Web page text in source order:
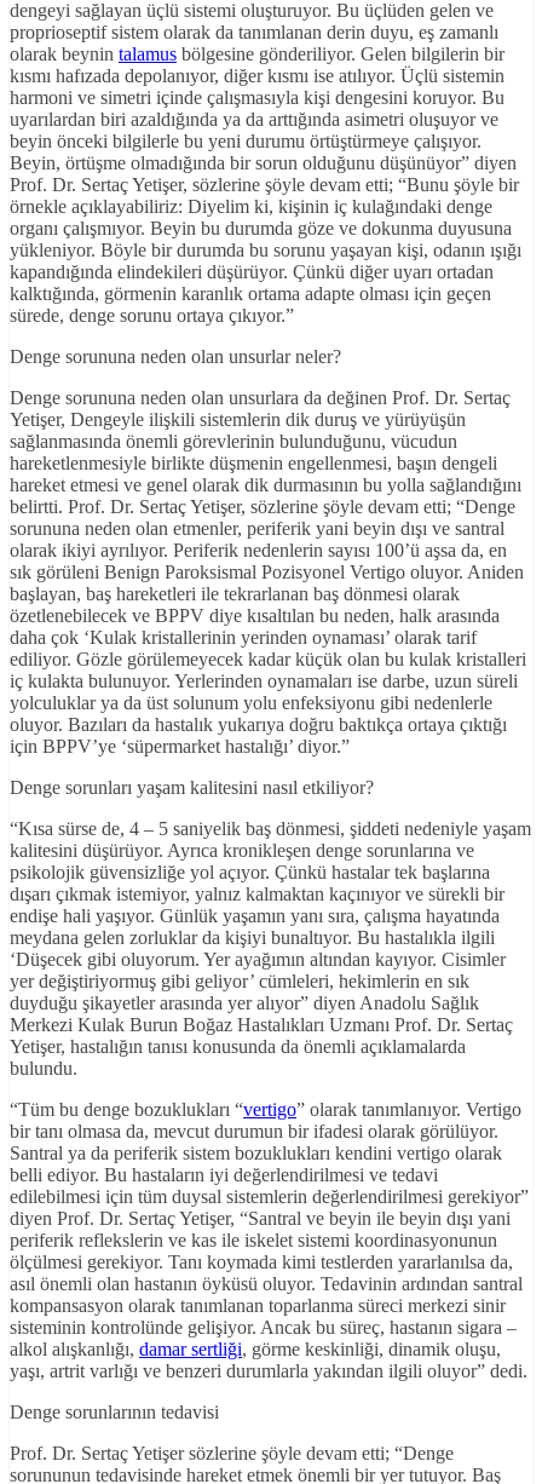
dengeyi sağlayan üçlü sistemi oluşturuyor. Bu üçlüden gelen ve
proprioseptif sistem olarak da tanımlanan derin duyu, eş zamanlı
olarak beynin talamus bölgesine gönderiliyor. Gelen bilgilerin bir
kısmı hafızada depolanıyor, diğer kısmı ise atılıyor. Üçlü sistemin
harmoni ve simetri içinde çalışmasıyla kişi dengesini koruyor. Bu
uyarılardan biri azaldığında ya da arttığında asimetri oluşuyor ve
beyin önceki bilgilerle bu yeni durumu örtüştürmeye çalışıyor.
Beyin, örtüşme olmadığında bir sorun olduğunu düşünüyor” diyen
Prof. Dr. Sertaç Yetişer, sözlerine şöyle devam etti; “Bunu şöyle bir
örnekle açıklayabiliriz: Diyelim ki, kişinin iç kulağındaki denge
organı çalışmıyor. Beyin bu durumda göze ve dokunma duyusuna
yükleniyor. Böyle bir durumda bu sorunu yaşayan kişi, odanın ışığı
kapandığında elindekileri düşürüyor. Çünkü diğer uyarı ortadan
kalktığında, görmenin karanlık ortama adapte olması için geçen
sürede, denge sorunu ortaya çıkıyor.”
Denge sorununa neden olan unsurlar neler?
Denge sorununa neden olan unsurlara da değinen Prof. Dr. Sertaç
Yetişer, Dengeyle ilişkili sistemlerin dik duruş ve yürüyüşün
sağlanmasında önemli görevlerinin bulunduğunu, vücudun
hareketlenmesiyle birlikte düşmenin engellenmesi, başın dengeli
hareket etmesi ve genel olarak dik durmasının bu yolla sağlandığını
belirtti. Prof. Dr. Sertaç Yetişer, sözlerine şöyle devam etti; “Denge
sorununa neden olan etmenler, periferik yani beyin dışı ve santral
olarak ikiyi ayrılıyor. Periferik nedenlerin sayısı 100’ü aşsa da, en
sık görüleni Benign Paroksismal Pozisyonel Vertigo oluyor. Aniden
başlayan, baş hareketleri ile tekrarlanan baş dönmesi olarak
özetlenebilecek ve BPPV diye kısaltılan bu neden, halk arasında
daha çok ‘Kulak kristallerinin yerinden oynaması’ olarak tarif
ediliyor. Gözle görülemeyecek kadar küçük olan bu kulak kristalleri
iç kulakta bulunuyor. Yerlerinden oynamaları ise darbe, uzun süreli
yolculuklar ya da üst solunum yolu enfeksiyonu gibi nedenlerle
oluyor. Bazıları da hastalık yukarıya doğru baktıkça ortaya çıktığı
için BPPV’ye ‘süpermarket hastalığı’ diyor.”
Denge sorunları yaşam kalitesini nasıl etkiliyor?
“Kısa sürse de, 4 – 5 saniyelik baş dönmesi, şiddeti nedeniyle yaşam
kalitesini düşürüyor. Ayrıca kronikleşen denge sorunlarına ve
psikolojik güvensizliğe yol açıyor. Çünkü hastalar tek başlarına
dışarı çıkmak istemiyor, yalnız kalmaktan kaçınıyor ve sürekli bir
endişe hali yaşıyor. Günlük yaşamın yanı sıra, çalışma hayatında
meydana gelen zorluklar da kişiyi bunaltıyor. Bu hastalıkla ilgili
‘Düşecek gibi oluyorum. Yer ayağımın altından kayıyor. Cisimler
yer değiştiriyormuş gibi geliyor’ cümleleri, hekimlerin en sık
duyduğu şikayetler arasında yer alıyor” diyen Anadolu Sağlık
Merkezi Kulak Burun Boğaz Hastalıkları Uzmanı Prof. Dr. Sertaç
Yetişer, hastalığın tanısı konusunda da önemli açıklamalarda
bulundu.
“Tüm bu denge bozuklukları “vertigo” olarak tanımlanıyor. Vertigo
bir tanı olmasa da, mevcut durumun bir ifadesi olarak görülüyor.
Santral ya da periferik sistem bozuklukları kendini vertigo olarak
belli ediyor. Bu hastaların iyi değerlendirilmesi ve tedavi
edilebilmesi için tüm duysal sistemlerin değerlendirilmesi gerekiyor”
diyen Prof. Dr. Sertaç Yetişer, “Santral ve beyin ile beyin dışı yani
periferik reflekslerin ve kas ile iskelet sistemi koordinasyonunun
ölçülmesi gerekiyor. Tanı koymada kimi testlerden yararlanılsa da,
asıl önemli olan hastanın öyküsü oluyor. Tedavinin ardından santral
kompansasyon olarak tanımlanan toparlanma süreci merkezi sinir
sisteminin kontrolünde gelişiyor. Ancak bu süreç, hastanın sigara –
alkol alışkanlığı, damar sertliği, görme keskinliği, dinamik oluşu,
yaşı, artrit varlığı ve benzeri durumlarla yakından ilgili oluyor” dedi.
Denge sorunlarının tedavisi
Prof. Dr. Sertaç Yetişer sözlerine şöyle devam etti; “Denge
sorununun tedavisinde hareket etmek önemli bir yer tutuyor. Baş